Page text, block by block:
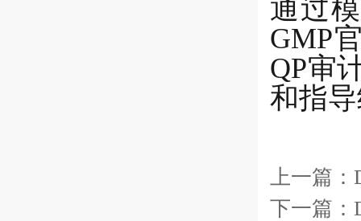
通过
GMP
QP审
和指
上一篇：
下一篇：